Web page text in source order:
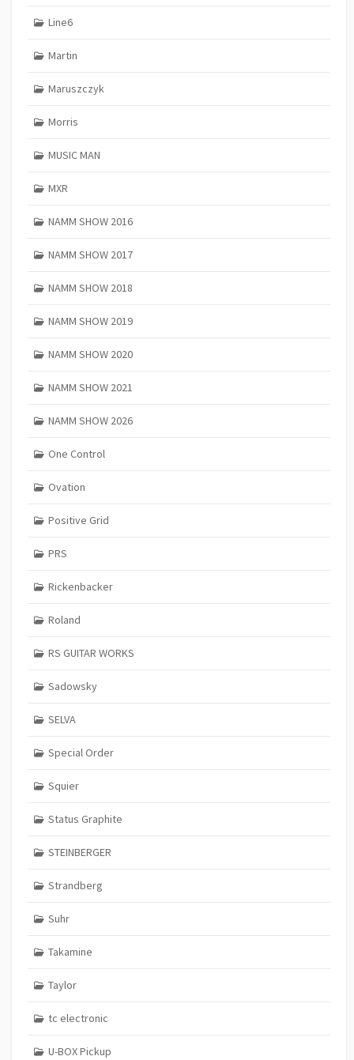
Line6
Martin
Maruszczyk
Morris
MUSIC MAN
MXR
NAMM SHOW 2016
NAMM SHOW 2017
NAMM SHOW 2018
NAMM SHOW 2019
NAMM SHOW 2020
NAMM SHOW 2021
NAMM SHOW 2026
One Control
Ovation
Positive Grid
PRS
Rickenbacker
Roland
RS GUITAR WORKS
Sadowsky
SELVA
Special Order
Squier
Status Graphite
STEINBERGER
Strandberg
Suhr
Takamine
Taylor
tc electronic
U-BOX Pickup